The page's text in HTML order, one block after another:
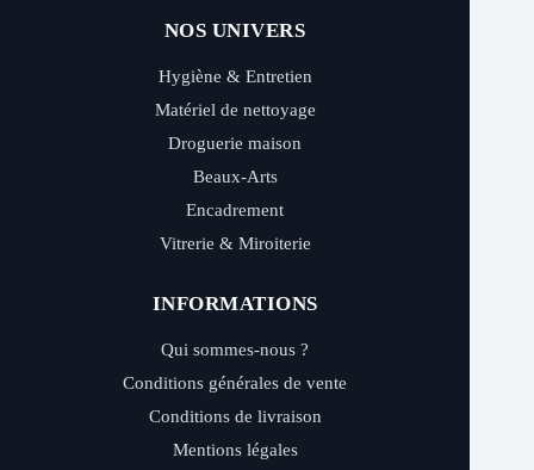
NOS UNIVERS
Hygiène & Entretien
Matériel de nettoyage
Droguerie maison
Beaux-Arts
Encadrement
Vitrerie & Miroiterie
INFORMATIONS
Qui sommes-nous ?
Conditions générales de vente
Conditions de livraison
Mentions légales